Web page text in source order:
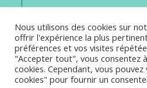
Nous utilisons des cookies sur
offrir l'expérience la plus
préférences et vos visites
"Accepter tout", vous consentez
cookies. Cependant, vous
cookies" pour fournir un